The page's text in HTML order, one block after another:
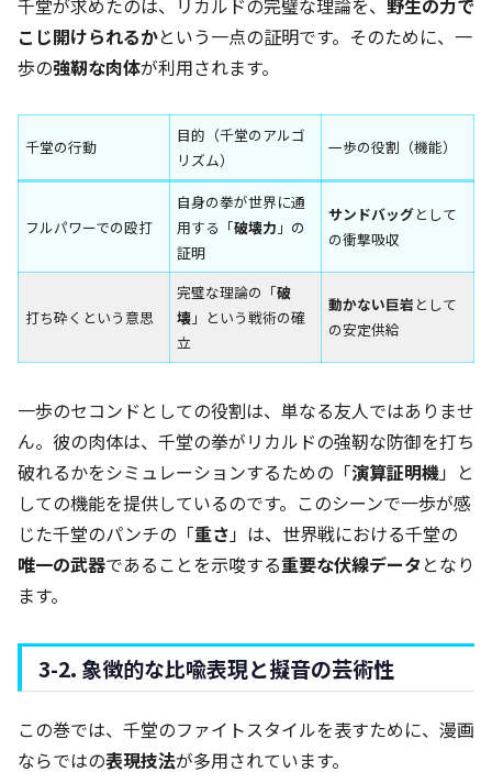
千堂が求めたのは、リカルドの完璧な理論を、 野生の力で
こじ開けられるかという一点の証明です。そのために、一
歩の強靭な肉体が利用されます。
千堂の行動
目的（千堂のアルゴ
リズム）
一歩の役割（機能）
フルパワーでの殴打
自身の拳が世界に通
用する「破壊力 」の
証明
サンドバッグとして
の衝撃吸収
打ち砕くという意思
完璧な理論の「破
壊 」という戦術の確
立
動かない巨岩 として
の安定供給
一歩のセコンドとしての役割は、単なる友人ではありませ
ん。彼の肉体は、千堂の拳がリカルドの強靭な防御を打ち
破れるかをシミュレーションするための「演算証明機」と
しての機能を提供しているのです。このシーンで一歩が感
じた千堂のパンチの「重さ 」は、世界戦における千堂の
唯一の武器であることを示唆する重要な伏線データ となり
ます。
3-2. 象徴的な比喩表現と擬音の芸術性
この巻では、千堂のファイトスタイルを表すために、漫画
ならではの表現技法が多用されています。